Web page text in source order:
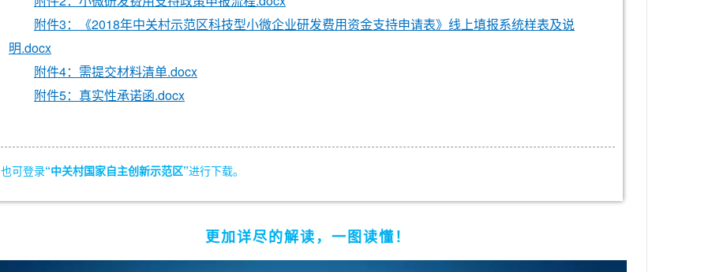
附件3：《2018年中关村示范区科技型小微企业研发费用资金支持申请表》线上填报系统样表及说
明.docx
附件4：需提交材料清单.docx
附件5：真实性承诺函.docx
也可登录“中关村国家自主创新示范区”进行下载。
更加详尽的解读，一图读懂！